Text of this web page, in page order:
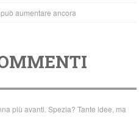
aumentare ancora
più avanti. Spezia? Tante idee, ma